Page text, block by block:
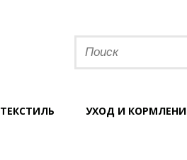
ТЕКСТИЛЬ УХОД И